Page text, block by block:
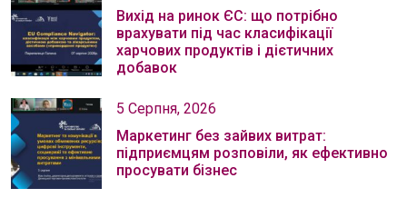
Вихід на ринок ЄС: що потрібно
врахувати під час класифікації
харчових продуктів і дієтичних
добавок
5 Серпня, 2026
Маркетинг без зайвих витрат:
підприємцям розповіли, як ефективно
просувати бізнес